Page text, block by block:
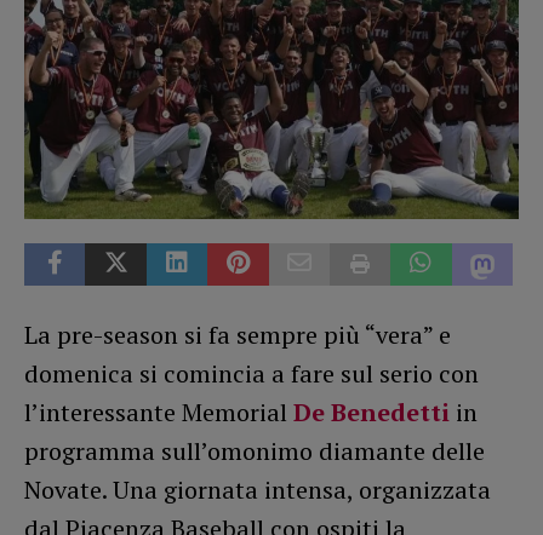
La pre-season si fa sempre più “vera” e
domenica si comincia a fare sul serio con
l’interessante Memorial De Benedetti in
programma sull’omonimo diamante delle
Novate. Una giornata intensa, organizzata
dal Piacenza Baseball con ospiti la